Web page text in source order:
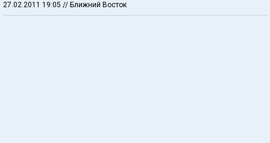
27.02.2011 19:05 // Ближний Восток